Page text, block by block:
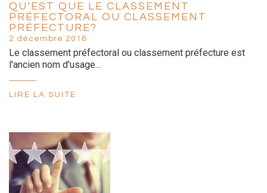
QU’EST QUE LE CLASSEMENT
PRÉFECTORAL OU CLASSEMENT
PRÉFECTURE?
2 décembre 2016
Le classement préfectoral ou classement préfecture est
l'ancien nom d'usage…
LIRE LA SUITE